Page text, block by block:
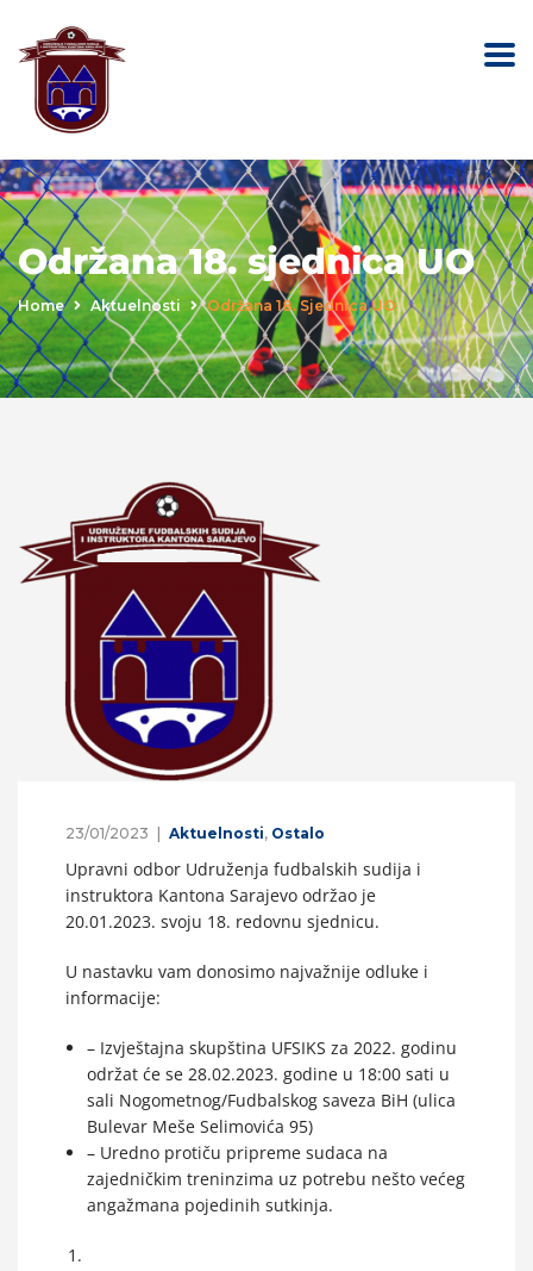
Održana 18. sjednica UO
Home Aktuelnosti Održana 18. Sjednica UO
23/01/2023 Aktuelnosti, Ostalo
Upravni odbor Udruženja fudbalskih sudija i
instruktora Kantona Sarajevo održao je
20.01.2023. svoju 18. redovnu sjednicu.
U nastavku vam donosimo najvažnije odluke i
informacije:
– Izvještajna skupština UFSIKS za 2022. godinu
održat će se 28.02.2023. godine u 18:00 sati u
sali Nogometnog/Fudbalskog saveza BiH (ulica
Bulevar Meše Selimovića 95)
– Uredno protiču pripreme sudaca na
zajedničkim treninzima uz potrebu nešto većeg
angažmana pojedinih sutkinja.